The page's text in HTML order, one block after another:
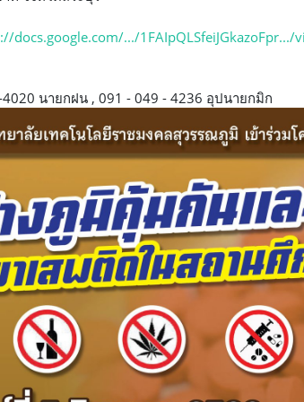
docs.google.com/.../1FAIpQLSfeiJGkazoFpr.../
นายกฝน , 091 - 049 - 4236 อุปนายกมิก